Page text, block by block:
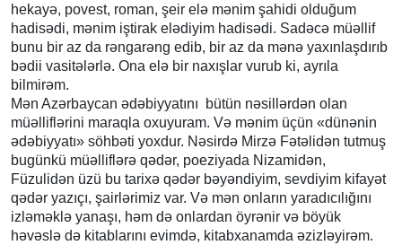
hekayə, povest, roman, şeir elə mənim şahidi olduğum
hadisədi, mənim iştirak elədiyim hadisədi. Sadəcə müəllif
bunu bir az da rəngarəng edib, bir az da mənə yaxınlaşdırıb
bədii vasitələrlə. Ona elə bir naxışlar vurub ki, ayrıla
bilmirəm.
Mən Azərbaycan ədəbiyyatını bütün nəsillərdən olan
müəlliflərini maraqla oxuyuram. Və mənim üçün «dünənin
ədəbiyyatı» söhbəti yoxdur. Nəsirdə Mirzə Fətəlidən tutmuş
bugünkü müəlliflərə qədər, poeziyada Nizamidən,
Füzulidən üzü bu tarixə qədər bəyəndiyim, sevdiyim kifayət
qədər yazıçı, şairlərimiz var. Və mən onların yaradıcılığını
izləməklə yanaşı, həm də onlardan öyrənir və böyük
həvəslə də kitablarını evimdə, kitabxanamda əzizləyirəm.